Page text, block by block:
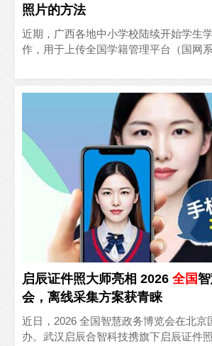
照片的方法
近期，广西各地中小学校陆续开始学生
作，用于上传全国学籍管理平台（国网
启辰证件照大师亮相 2026全国
会，离线采集方案获青睐
近日，2026 全国智慧政务博览会在北京
办。武汉启辰合智科技携旗下启辰证件